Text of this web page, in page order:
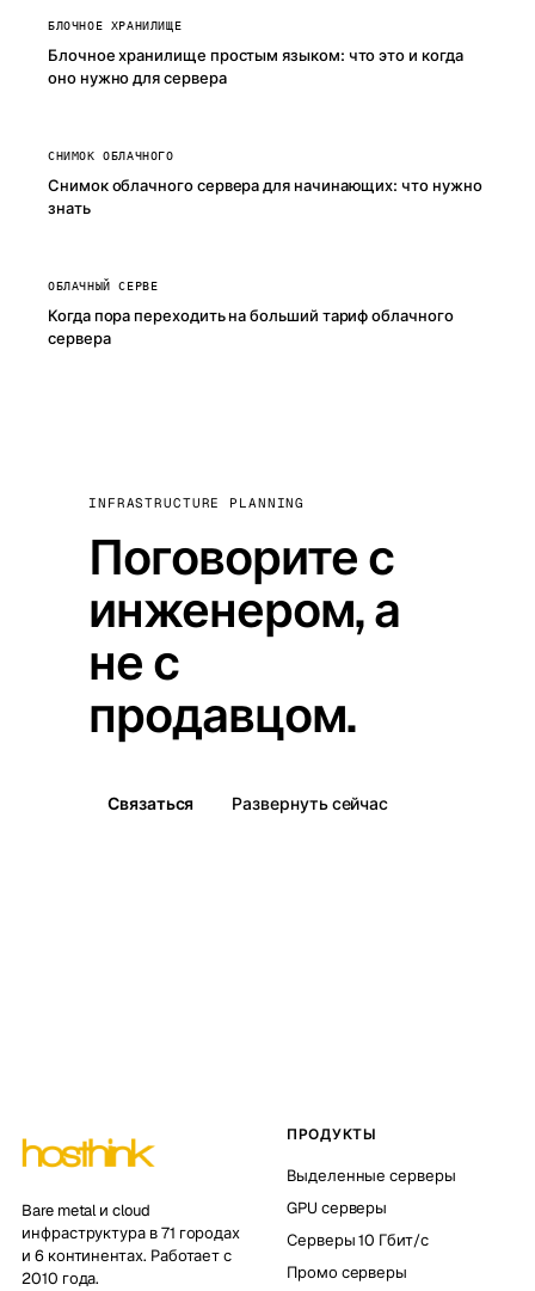
БЛОЧНОЕ ХРАНИЛИЩЕ
Блочное хранилище простым языком: что это и когда
оно нужно для сервера
СНИМОК ОБЛАЧНОГО
Снимок облачного сервера для начинающих: что нужно
знать
ОБЛАЧНЫЙ СЕРВЕ
Когда пора переходить на больший тариф облачного
сервера
INFRASTRUCTURE PLANNING
Поговорите с
инженером, а
не с
продавцом.
Связаться Развернуть сейчас
Bare metal и cloud
инфраструктура в 71 городах
и 6 континентах. Работает с
2010 года.
ПРОДУКТЫ
Выделенные серверы
GPU серверы
Серверы 10 Гбит/с
Промо серверы